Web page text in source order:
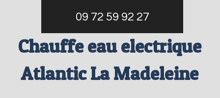
09 72 59 92 27
Chauffe eau electrique
Atlantic La Madeleine